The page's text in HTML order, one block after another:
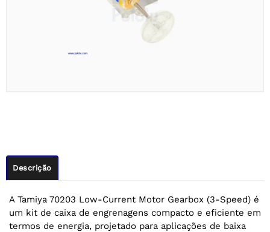
Descrição
A Tamiya 70203 Low-Current Motor Gearbox (3-Speed) é
um kit de caixa de engrenagens compacto e eficiente em
termos de energia, projetado para aplicações de baixa